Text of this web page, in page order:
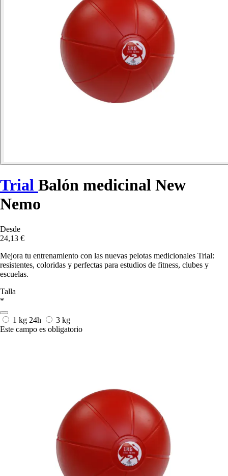
Trial Balón medicinal New
Nemo
Desde
24,13 €
Mejora tu entrenamiento con las nuevas pelotas medicionales Trial:
resistentes, coloridas y perfectas para estudios de fitness, clubes y
escuelas.
Talla
*
1 kg 24h
3 kg
Este campo es obligatorio